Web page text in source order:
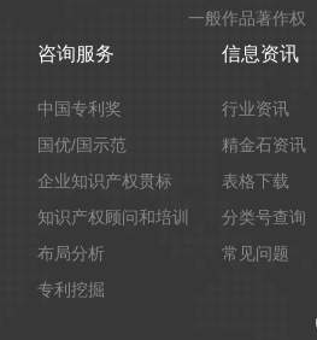
一般作品著作权
咨询服务
中国专利奖
国优/国示范
企业知识产权贯标
知识产权顾问和培训
布局分析
专利挖掘
信息资讯
行业资讯
精金石资讯
表格下载
分类号查询
常见问题